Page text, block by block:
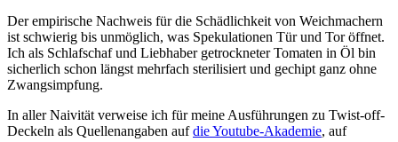
Der empirische Nachweis für die Schädlichkeit von Weichmachern
ist schwierig bis unmöglich, was Spekulationen Tür und Tor öffnet.
Ich als Schlafschaf und Liebhaber getrockneter Tomaten in Öl bin
sicherlich schon längst mehrfach sterilisiert und gechipt ganz ohne
Zwangsimpfung.
In aller Naivität verweise ich für meine Ausführungen zu Twist-off-
Deckeln als Quellenangaben aufdie Youtube-Akademie, auf